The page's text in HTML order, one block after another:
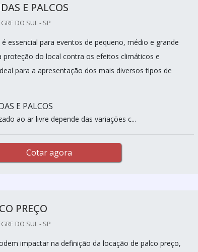
E PALCOS
DO SUL - SP
essencial para eventos de pequeno, médio e grande
proteção do local contra os efeitos climáticos e
para a apresentação dos mais diversos tipos de
E PALCOS
ao ar livre depende das variações c...
Cotar agora
PREÇO
DO SUL - SP
impactar na definição da locação de palco preço,